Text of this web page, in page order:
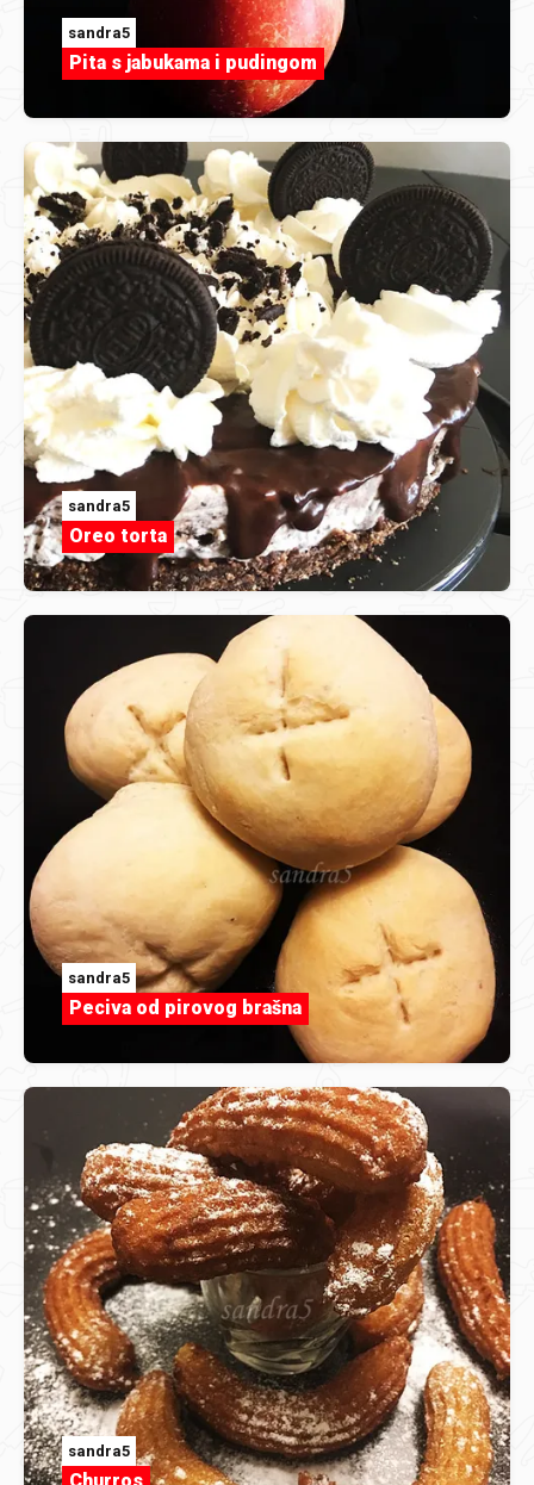
sandra5
Pita s jabukama i pudingom
sandra5
Oreo torta
sandra5
Peciva od pirovog brašna
sandra5
Churros